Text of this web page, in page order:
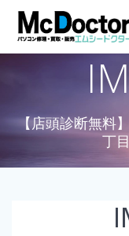
【店頭診断無料
丁